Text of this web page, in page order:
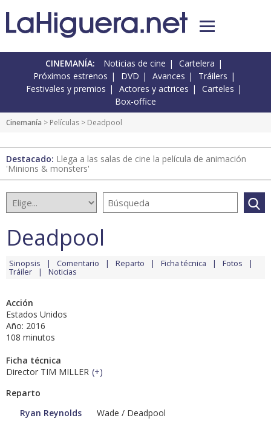
CINEMANÍA: Noticias de cine
Cartelera
Próximos estrenos
DVD Avances
Tráilers
Festivales y premios
Actores y actrices
Carteles
Box-office
Cinemanía > Películas > Deadpool
Destacado: Llega a las salas de cine la película de animación
'Minions & monsters'
Deadpool
Sinopsis Comentario Reparto Ficha técnica Fotos
Tráiler Noticias
Acción
Estados Unidos
Año: 2016
108 minutos
Ficha técnica
Director TIM MILLER (+)
Reparto
Ryan Reynolds
Wade / Deadpool